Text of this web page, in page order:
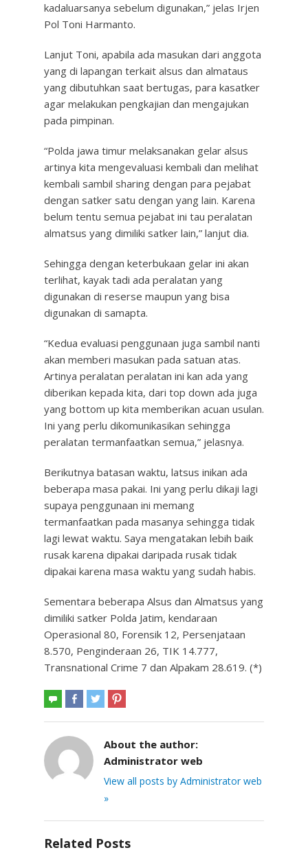
kadaluarsanya sebelum digunakan,” jelas Irjen
Pol Toni Harmanto.
Lanjut Toni, apabila ada masukan dari anggota
yang di lapangan terkait alsus dan almataus
yang dibutuhkan saat bertugas, para kasatker
agar melakukan pengkajian dan mengajukan
pada pimpinan.
“Polda jawa timur melaksanakan gelar alsus
artinya kita mengevaluasi kembali dan melihat
kembali sambil sharing dengan para pejabat
dengan satker satu dengan yang lain. Karena
belum tentu semua pejabat ini tau peralatan
almatsus yang dimiliki satker lain,” lanjut dia.
Sehingga dengan keterbukaan gelar ini akan
terlihat, kayak tadi ada peralatan yang
digunakan di reserse maupun yang bisa
digunakan di samapta.
“Kedua evaluasi penggunaan juga sambil nanti
akan memberi masukan pada satuan atas.
Artinya peralatan peralatan ini kan ada yang
diberikan kepada kita, dari top down ada juga
yang bottom up kita memberikan acuan usulan.
Ini yang perlu dikomunikasikan sehingga
peralatan termanfaatkan semua,” jelasnya.
Berikutnya batasan waktu, latsus inikan ada
beberapa masa pakai. Ini yang perlu dikaji lagi
supaya penggunaan ini memang
termanfaatkan pada masanya sehingga tidak
lagi lewat waktu. Saya mengatakan lebih baik
rusak karena dipakai daripada rusak tidak
dipakai karena masa waktu yang sudah habis.
Sementara beberapa Alsus dan Almatsus yang
dimiliki satker Polda Jatim, kendaraan
Operasional 80, Forensik 12, Persenjataan
8.570, Penginderaan 26, TIK 14.777,
Transnational Crime 7 dan Alpakam 28.619. (*)
About the author:
Administrator web
View all posts by Administrator web
»
Related Posts